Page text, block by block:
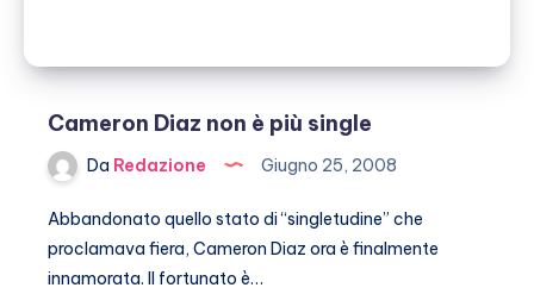
Cameron Diaz non è più single
Da Redazione Giugno 25, 2008
Abbandonato quello stato di “singletudine” che
proclamava fiera, Cameron Diaz ora è finalmente
innamorata. Il fortunato è…